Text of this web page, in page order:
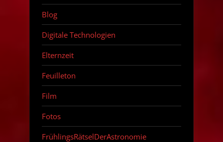
Blog
Digitale Technologien
Elternzeit
Feuilleton
Film
Fotos
FrühlingsRätselDerAstronomie